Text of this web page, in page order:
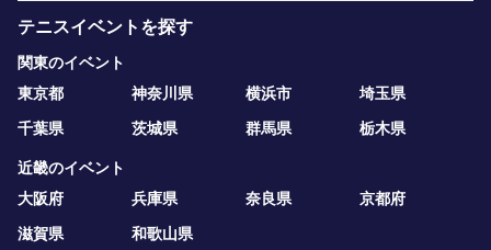
テニスイベントを探す
関東のイベント
東京都
神奈川県 横浜市
埼玉県
千葉県
茨城県 群馬県 栃木県
近畿のイベント
大阪府
兵庫県 奈良県
京都府
滋賀県
和歌山県